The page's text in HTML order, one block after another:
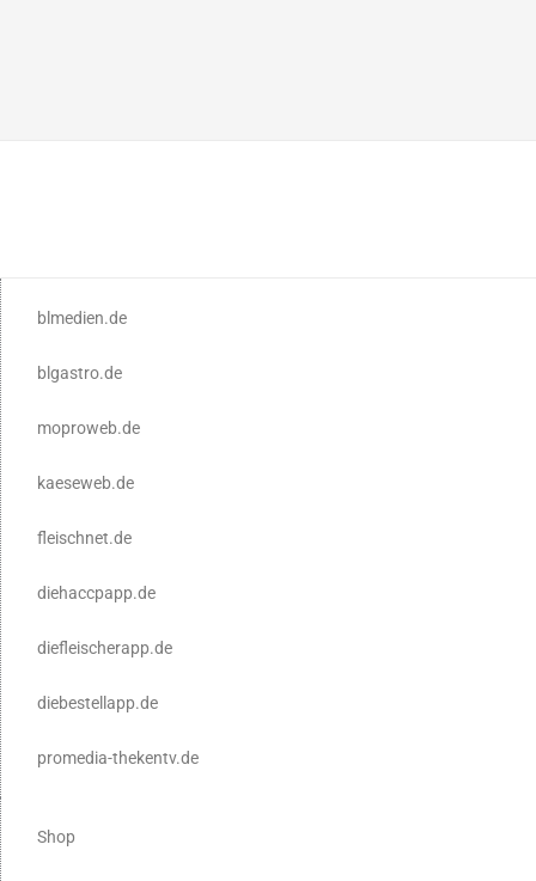
blmedien.de
blgastro.de
moproweb.de
kaeseweb.de
fleischnet.de
diehaccpapp.de
diefleischerapp.de
diebestellapp.de
promedia-thekentv.de
Shop